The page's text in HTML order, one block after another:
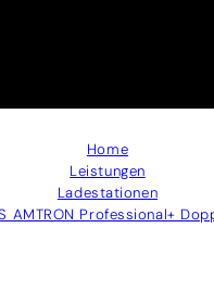
Home
Leistungen
Ladestationen
AMTRON Professional+